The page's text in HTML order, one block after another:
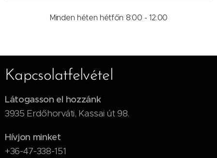
Minden héten hétfőn 8:00 - 12:00
Kapcsolatfelvétel
Látogasson el hozzánk
3935 Erdőhorváti, Kassai út 98.
Hívjon minket
+36-47-338-151